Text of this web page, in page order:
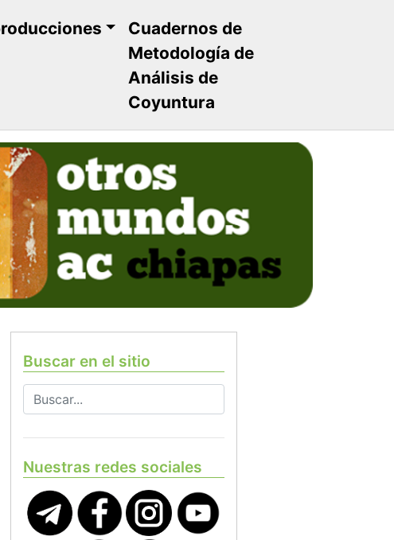
Cuadernos de
Metodología de
Análisis de
Coyuntura
Buscar en el sitio
Nuestras redes sociales